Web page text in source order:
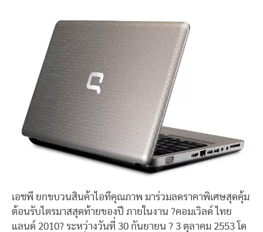
เอชพี ยกขบวนสินค้าไอทีคุณภาพ มาร่วมลดราคาพิเศษสุดคุ้ม
ต้อนรับไตรมาสสุดท้ายของปี ภายในงาน ?คอมเวิลด์ ไทย
แลนด์ 2010? ระหว่างวันที่ 30 กันยายน ? 3 ตุลาคม 2553 โด